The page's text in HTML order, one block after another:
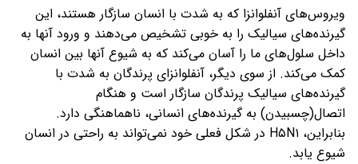
ویروس‌های آنفلوانزا که به شدت با انسان سازگار هستند، این
گیرنده‌های سیالیک را به خوبی تشخیص می‌دهند و ورود آنها به
داخل سلول‌های ما را آسان می‌کند که به شیوع آنها بین انسان
کمک می‌کند. از سوی دیگر، آنفلوانزای پرندگان به شدت با
گیرنده‌های سیالیک پرندگان سازگار است و هنگام
اتصال(چسبیدن) به گیرنده‌های انسانی، ناهماهنگی دارد.
بنابراین، H۵N۱ در شکل فعلی خود نمی‌تواند به راحتی در انسان
شیوع یابد.